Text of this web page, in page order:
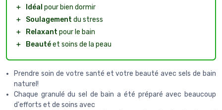
＋
Idéal pour bien dormir
＋
Soulagement du stress
＋
Relaxant pour le bain
＋
Beautéet soins de la peau
Prendre soin de votre santé et votre beauté avec sels de bain
naturel!
Chaque granulé du sel de bain a été préparé avec beaucoup
d'efforts et de soins avec